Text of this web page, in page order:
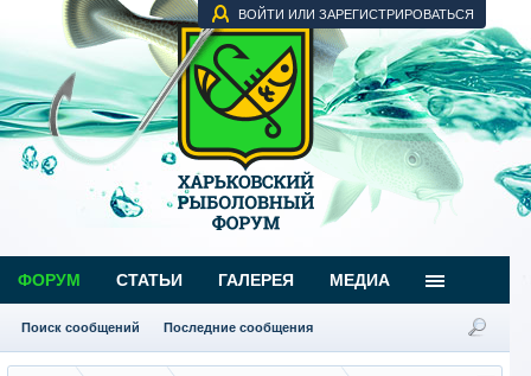
ВОЙТИ ИЛИ ЗАРЕГИСТРИРОВАТЬСЯ
ФОРУМ
Поиск сообщений Последние сообщения
СТАТЬИ ГАЛЕРЕЯ МЕДИА